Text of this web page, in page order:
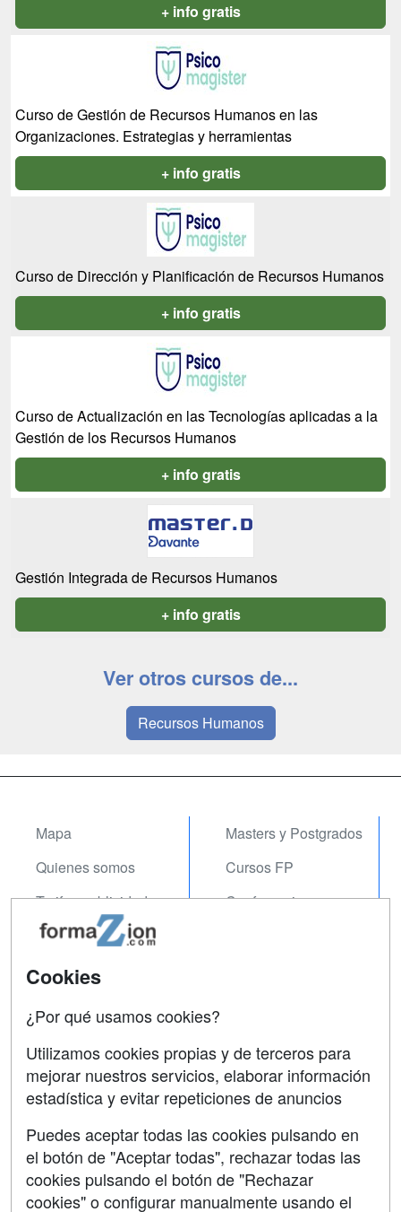
+ info gratis
Curso de Gestión de Recursos Humanos en las
Organizaciones. Estrategias y herramientas
+ info gratis
Curso de Dirección y Planificación de Recursos Humanos
+ info gratis
Curso de Actualización en las Tecnologías aplicadas a la
Gestión de los Recursos Humanos
+ info gratis
Gestión Integrada de Recursos Humanos
+ info gratis
Ver otros cursos de...
Recursos Humanos
Mapa
Quienes somos
Tarifas publicidad
Acceso Usuarios
Acceso Centros
Masters y Postgrados
Cursos FP
Conferencias
Contactar
Confidencialidad
Aviso legal
Copyleft
Cookies
¿Por qué usamos cookies?
Utilizamos cookies propias y de terceros para
mejorar nuestros servicios, elaborar información
estadística y evitar repeticiones de anuncios
Puedes aceptar todas las cookies pulsando en
el botón de "Aceptar todas", rechazar todas las
cookies pulsando el botón de "Rechazar
cookies" o configurar manualmente usando el